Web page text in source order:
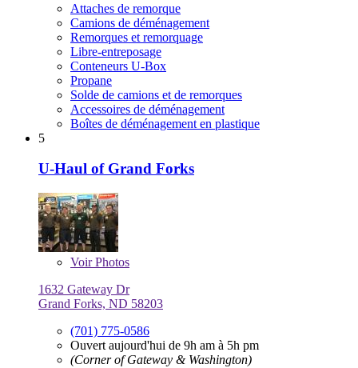
Attaches de remorque
Camions de déménagement
Remorques et remorquage
Libre-entreposage
Conteneurs U-Box
Propane
Solde de camions et de remorques
Accessoires de déménagement
Boîtes de déménagement en plastique
5
U-Haul of Grand Forks
VoirPhotos
1632 Gateway Dr
Grand Forks, ND 58203
(701) 775-0586
Ouvert aujourd'hui de 9h am à 5h pm
(Corner of Gateway & Washington)